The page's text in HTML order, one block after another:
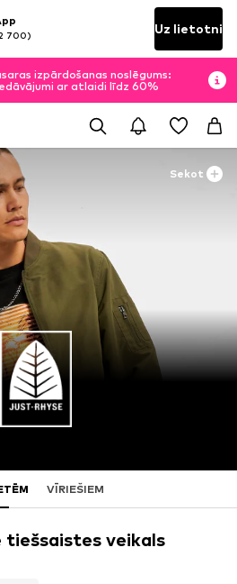
700) Uz lietotni
izpārdošanas noslēgums:
ar atlaidi līdz 60%
Sekot
VĪRIEŠIEM
tiešsaistes veikals